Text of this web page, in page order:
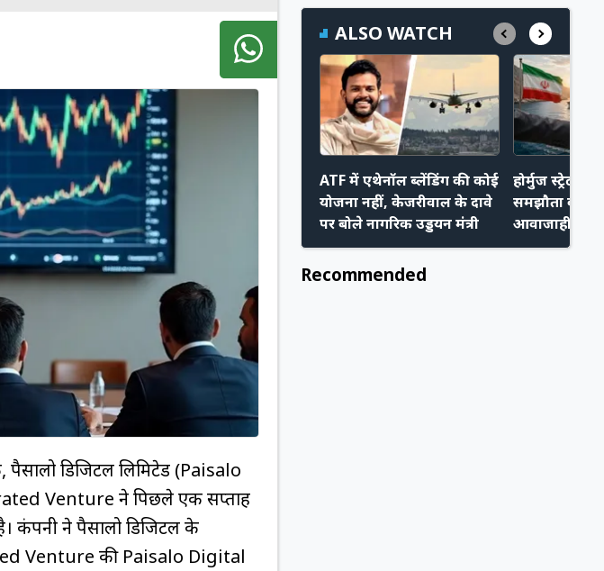
डिजिटल लिमिटेड (Paisalo
Venture ने पिछले एक सप्ताह
कंपनी ने पैसालो डिजिटल के
Venture की Paisalo Digital
ALSO WATCH
ATF में एथेनॉल ब्लेंडिंग की कोई
योजना नहीं, केजरीवाल के दावे
पर बोले नागरिक उड्डयन मंत्री
होर्मुज स्ट्रेट
समझौता
आवाजाही हो
Recommended